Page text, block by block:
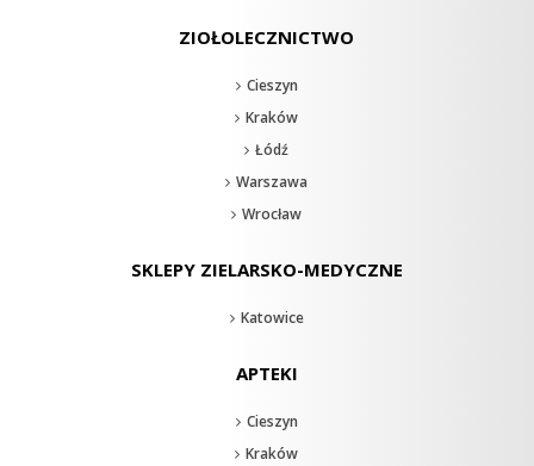
ZIOŁOLECZNICTWO
Cieszyn
Kraków
Łódź
Warszawa
Wrocław
SKLEPY ZIELARSKO-MEDYCZNE
Katowice
APTEKI
Cieszyn
Kraków